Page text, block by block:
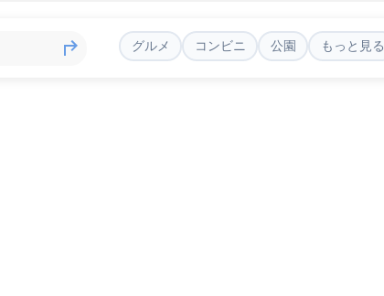
グルメ コンビニ 公園 もっと見る